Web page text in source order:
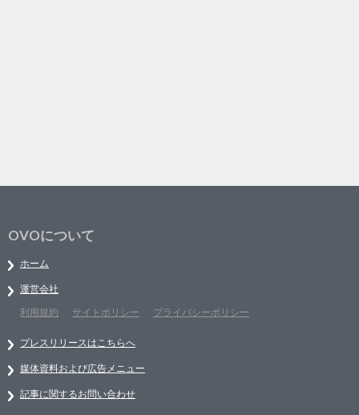
OVOについて
ホーム
運営会社
利用規約
サイトポリシー プライバシーポリシー
プレスリリースはこちらへ
媒体資料および広告メニュー
記事に関するお問い合わせ